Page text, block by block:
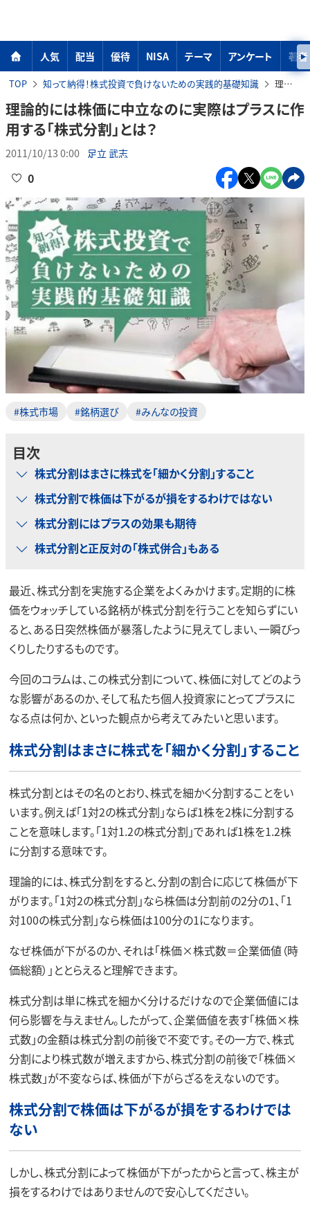
人気 配当 優待 NISA テーマ アンケート 著者
TOP 知って納得！株式投資で負けないための実践的基礎知識 理論的には株価に中立なのに実際はプラスに作用する「株式分割」とは？
理論的には株価に中立なのに実際はプラスに作
用する「株式分割」とは？
2011/10/13 0:00 足立 武志
0
#株式市場 #銘柄選び #みんなの投資
目次
株式分割はまさに株式を「細かく分割」すること
株式分割で株価は下がるが損をするわけではない
株式分割にはプラスの効果も期待
株式分割と正反対の「株式併合」もある
最近、株式分割を実施する企業をよくみかけます。定期的に株
価をウォッチしている銘柄が株式分割を行うことを知らずにい
ると、ある日突然株価が暴落したように見えてしまい、一瞬びっ
くりしたりするものです。
今回のコラムは、この株式分割について、株価に対してどのよう
な影響があるのか、そして私たち個人投資家にとってプラスに
なる点は何か、といった観点から考えてみたいと思います。
株式分割はまさに株式を「細かく分割」すること
株式分割とはその名のとおり、株式を細かく分割することをい
います。例えば「1対2の株式分割」ならば1株を2株に分割する
ことを意味します。「1対1.2の株式分割」であれば1株を1.2株
に分割する意味です。
理論的には、株式分割をすると、分割の割合に応じて株価が下
がります。「1対2の株式分割」なら株価は分割前の2分の1、「1
対100の株式分割」なら株価は100分の1になります。
なぜ株価が下がるのか、それは「株価×株式数＝企業価値（時
価総額）」ととらえると理解できます。
株式分割は単に株式を細かく分けるだけなので企業価値には
何ら影響を与えません。したがって、企業価値を表す「株価×株
式数」の金額は株式分割の前後で不変です。その一方で、株式
分割により株式数が増えますから、株式分割の前後で「株価×
株式数」が不変ならば、株価が下がらざるをえないのです。
株式分割で株価は下がるが損をするわけでは
ない
しかし、株式分割によって株価が下がったからと言って、株主が
損をするわけではありませんので安心してください。